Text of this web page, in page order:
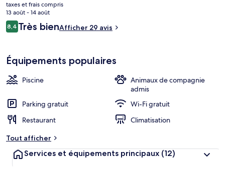
actuel
est
de
taxes et frais compris
13 août - 14 août
Avis
voyageurs
8,48,4 sur 10
Très bienAfficher 29 avis
Équipements populaires
Piscine
Animaux de compagnie
admis
Parking gratuit
Wi-Fi gratuit
Restaurant
Climatisation
Tout afficher
Services et équipements principaux (12)